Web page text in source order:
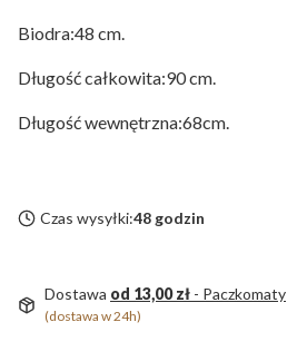
Biodra:48 cm.
Długość całkowita:90 cm.
Długość wewnętrzna:68cm.
Czas wysyłki:48 godzin
Dostawa od 13,00 zł - Paczkomaty
(dostawa w 24h)